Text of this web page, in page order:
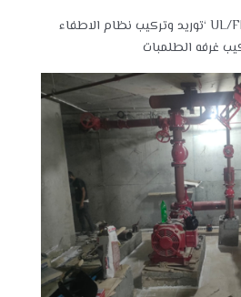
UL/FM ‘توريد وتركيب نظام الاطفاء